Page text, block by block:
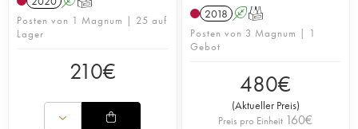
Posten von 1 Magnum | 25 auf
Lager
210€
2018 AT
Posten von 3 Magnum | 1
Gebot
480€
(Aktueller Preis)
Preis pro Einheit 160€